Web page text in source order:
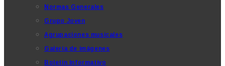
Normas Generales
Grupo Joven
Agrupaciones musicales
Galería de imágenes
Boletín Informativo